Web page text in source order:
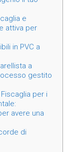
e
attiva per
in PVC a
a
gestito
per i
avere una
di